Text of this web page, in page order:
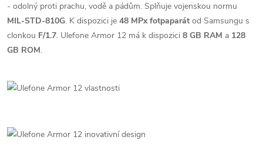
- odolný proti prachu, vodě a pádům. Splňuje vojenskou normu
MIL-STD-810G. K dispozici je 48 MPx fotpaparát od Samsungu s
clonkou F/1.7. Ulefone Armor 12 má k dispozici 8 GB RAM a 128
GB ROM.